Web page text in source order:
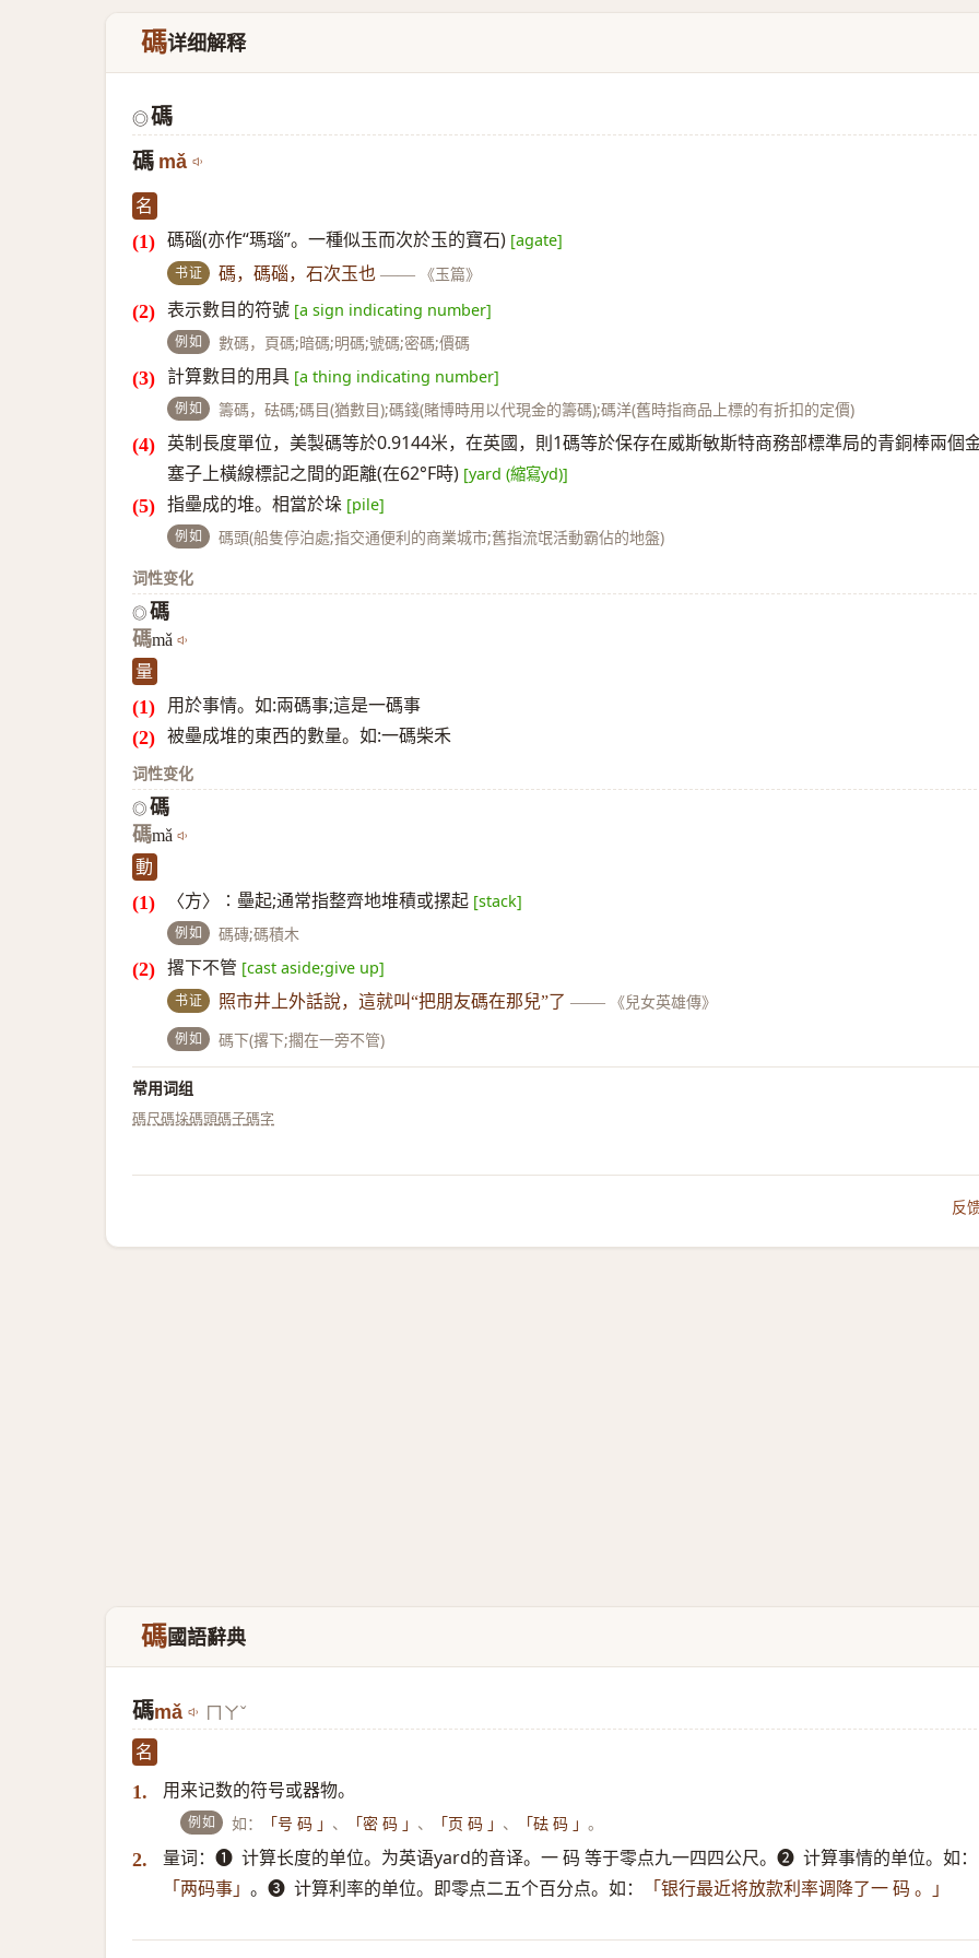
碼详细解释
◎碼
碼 mǎ
名
碼碯(亦作“瑪瑙”。一種似玉而次於玉的寶石) [agate]
书证 碼，碼碯，石次玉也 —— 《玉篇》
表示數目的符號 [a sign indicating number]
例如 數碼，頁碼;暗碼;明碼;號碼;密碼;價碼
計算數目的用具 [a thing indicating number]
例如 籌碼，砝碼;碼目(猶數目);碼錢(賭博時用以代現金的籌碼);碼洋(舊時指商品上標的有折扣的定價)
英制長度單位，美製碼等於0.9144米，在英國，則1碼等於保存在威斯敏斯特商務部標準局的青銅棒兩個
塞子上橫線標記之間的距離(在62°F時) [yard (縮寫yd)]
指壘成的堆。相當於垛 [pile]
例如
碼頭(船隻停泊處;指交通便利的商業城市;舊指流氓活動霸佔的地盤)
词性变化
◎ 碼
碼mǎ
量
用於事情。如:兩碼事;這是一碼事
被壘成堆的東西的數量。如:一碼柴禾
词性变化
◎ 碼
碼mǎ
動
〈方〉∶壘起;通常指整齊地堆積或摞起 [stack]
例如 碼磚;碼積木
撂下不管 [cast aside;give up]
书证 照市井上外話說，這就叫“把朋友碼在那兒”了 —— 《兒女英雄傳》
例如 碼下(撂下;擱在一旁不管)
常用词组
碼尺碼垛碼頭碼子碼字
反
碼國語辭典
碼mǎ ㄇㄚˇ
名
1. 用来记数的符号或器物。
例如 如： 「号 码 」 、 「密 码 」 、 「页 码 」 、 「砝 码 」。
2. 量词：➊ ​ 计算长度的单位。为英语yard的音译。一 码 等于零点九一四四公尺。➋ ​ 计算事情的单位。如：
「两码事」 。➌ ​ 计算利率的单位。即零点二五个百分点。如： 「银行最近将放款利率调降了一 码 。」